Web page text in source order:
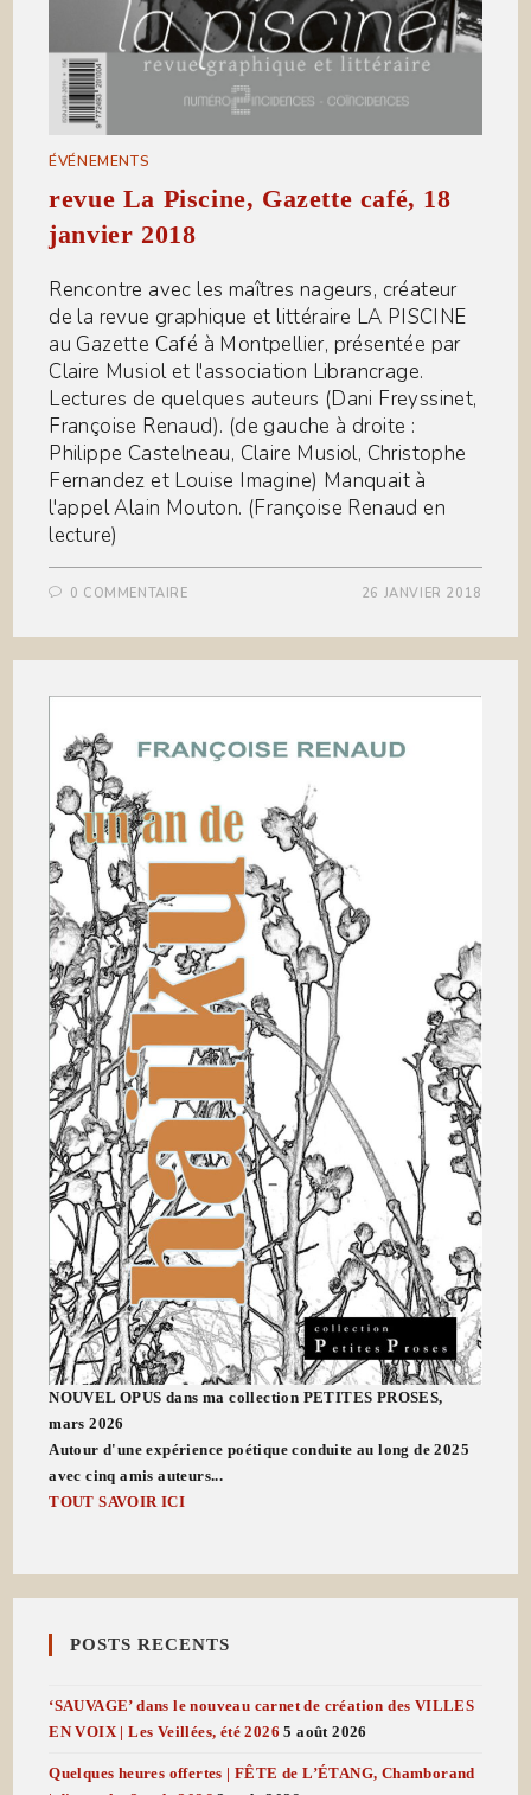
ÉVÉNEMENTS
revue La Piscine, Gazette café, 18
janvier 2018
Rencontre avec les maîtres nageurs, créateur
de la revue graphique et littéraire LA PISCINE
au Gazette Café à Montpellier, présentée par
Claire Musiol et l'association Librancrage.
Lectures de quelques auteurs (Dani Freyssinet,
Françoise Renaud). (de gauche à droite :
Philippe Castelneau, Claire Musiol, Christophe
Fernandez et Louise Imagine) Manquait à
l'appel Alain Mouton. (Françoise Renaud en
lecture)
0 COMMENTAIRE 26 JANVIER 2018
NOUVEL OPUS dans ma collection PETITES PROSES,
mars 2026
Autour d'une expérience poétique conduite au long de 2025
avec cinq amis auteurs...
TOUT SAVOIR ICI
POSTS RECENTS
‘SAUVAGE’ dans le nouveau carnet de création des VILLES
EN VOIX | Les Veillées, été 2026 5 août 2026
Quelques heures offertes | FÊTE de L’ÉTANG, Chamborand